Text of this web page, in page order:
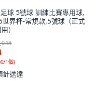
球 5號球 訓練比賽專用球,
世界杯-常規款,5號球（正式
）
1個)
計送達